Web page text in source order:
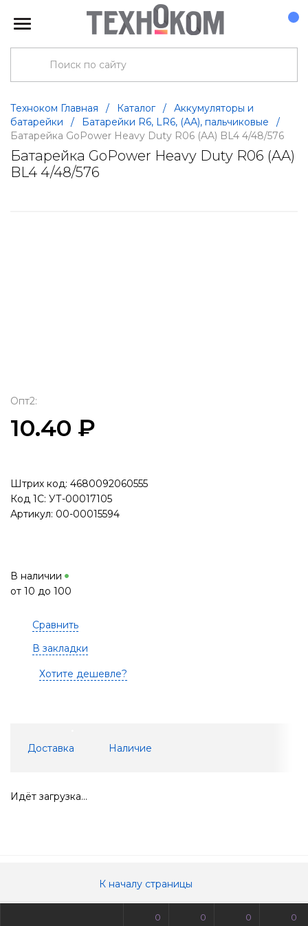
0 0 0 0
Техноком Главная / Каталог /
Аккумуляторы и
батарейки
/ Батарейки R6, LR6, (АА), пальчиковые
/
Батарейка GoPower Heavy Duty R06 (AA) BL4 4/48/576
Батарейка GoPower Heavy Duty R06 (AA)
BL4 4/48/576
Опт2:
10.40 ₽
Штрих код: 4680092060555
Код 1С: УТ-00017105
Артикул: 00-00015594
В наличии
от 10 до 100
Сравнить
В закладки
Хотите дешевле?
Доставка Наличие
Идёт загрузка...
К началу страницы
© Все права защищены. Информация сайта защищена законом об авторских правах.